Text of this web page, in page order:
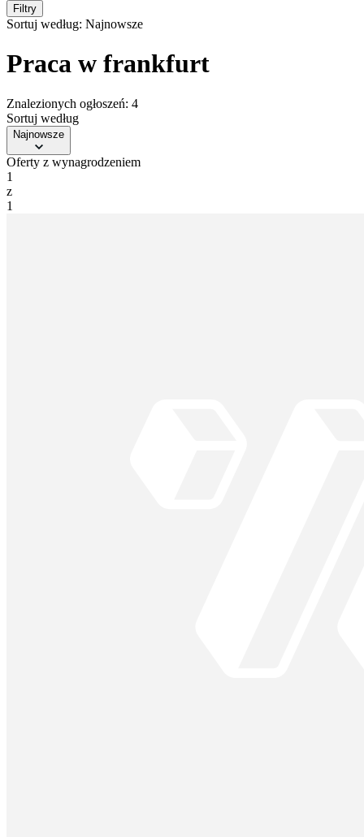
Filtry
Sortuj według: Najnowsze
Praca w frankfurt
Znalezionych ogłoszeń: 4
Sortuj według
Najnowsze
Oferty z wynagrodzeniem
1
z
1